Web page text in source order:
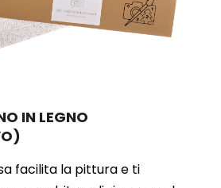
IN LEGNO
facilita la pittura e ti